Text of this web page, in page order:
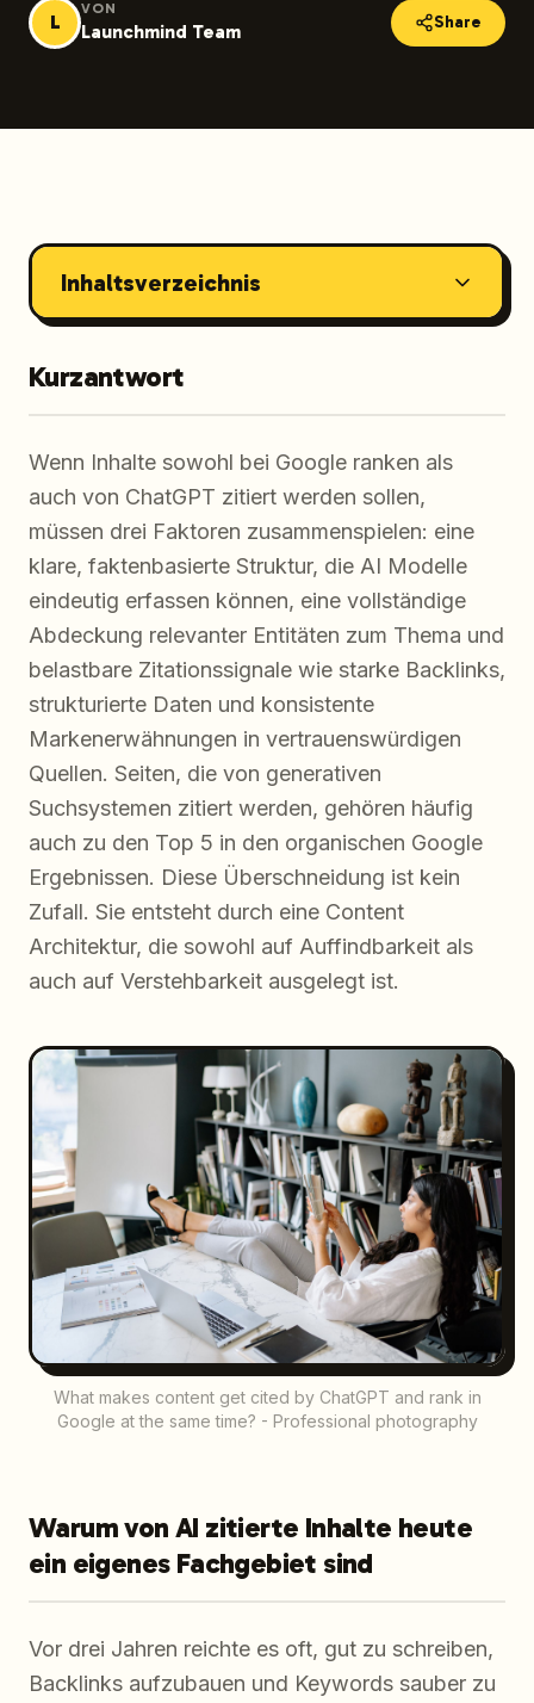
L
VON
Launchmind Team Share
Inhaltsverzeichnis
Kurzantwort
Wenn Inhalte sowohl bei Google ranken als
auch von ChatGPT zitiert werden sollen,
müssen drei Faktoren zusammenspielen: eine
klare, faktenbasierte Struktur, die AI Modelle
eindeutig erfassen können, eine vollständige
Abdeckung relevanter Entitäten zum Thema und
belastbare Zitationssignale wie starke Backlinks,
strukturierte Daten und konsistente
Markenerwähnungen in vertrauenswürdigen
Quellen. Seiten, die von generativen
Suchsystemen zitiert werden, gehören häufig
auch zu den Top 5 in den organischen Google
Ergebnissen. Diese Überschneidung ist kein
Zufall. Sie entsteht durch eine Content
Architektur, die sowohl auf Auffindbarkeit als
auch auf Verstehbarkeit ausgelegt ist.
What makes content get cited by ChatGPT and rank in
Google at the same time? - Professional photography
Warum von AI zitierte Inhalte heute
ein eigenes Fachgebiet sind
Vor drei Jahren reichte es oft, gut zu schreiben,
Backlinks aufzubauen und Keywords sauber zu